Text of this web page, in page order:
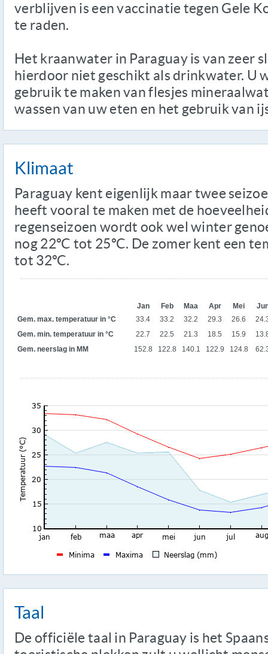
verblijven is een vaccinatie tegen Gele
te raden.
Het kraanwater in Paraguay is van zeer
hierdoor niet geschikt als drinkwater. U
gebruik te maken van flesjes
wassen van uw eten en het gebruik van
Klimaat
Paraguay kent eigenlijk maar twee
heeft vooral te maken met de
regenseizoen wordt ook wel winter
nog 22ºC tot 25ºC. De zomer kent een
tot 32ºC.
Jan Feb Maa Apr Mei
Gem. max. temperatuur in °C
33.4 33.2 32.2 29.3 26.6
Gem. min. temperatuur in °C
22.7 22.5 21.3 18.5 15.9
Gem. neerslag in MM
152.8 122.8 140.1 122.9 124.8
Taal
De officiële taal in Paraguay is het